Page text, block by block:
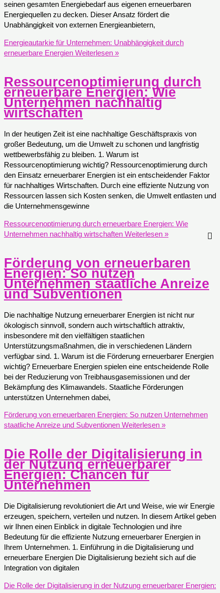
seinen gesamten Energiebedarf aus eigenen erneuerbaren
Energiequellen zu decken. Dieser Ansatz fördert die
Unabhängigkeit von externen Energieanbietern,
Energieautarkie für Unternehmen: Unabhängigkeit durch
erneuerbare Energien Weiterlesen »
Ressourcenoptimierung durch
erneuerbare Energien: Wie
Unternehmen nachhaltig
wirtschaften
In der heutigen Zeit ist eine nachhaltige Geschäftspraxis von
großer Bedeutung, um die Umwelt zu schonen und langfristig
wettbewerbsfähig zu bleiben. 1. Warum ist
Ressourcenoptimierung wichtig? Ressourcenoptimierung durch
den Einsatz erneuerbarer Energien ist ein entscheidender Faktor
für nachhaltiges Wirtschaften. Durch eine effiziente Nutzung von
Ressourcen lassen sich Kosten senken, die Umwelt entlasten und
die Unternehmensgewinne
Ressourcenoptimierung durch erneuerbare Energien: Wie
Unternehmen nachhaltig wirtschaften Weiterlesen »
Förderung von erneuerbaren
Energien: So nutzen
Unternehmen staatliche Anreize
und Subventionen
Die nachhaltige Nutzung erneuerbarer Energien ist nicht nur
ökologisch sinnvoll, sondern auch wirtschaftlich attraktiv,
insbesondere mit den vielfältigen staatlichen
Unterstützungsmaßnahmen, die in verschiedenen Ländern
verfügbar sind. 1. Warum ist die Förderung erneuerbarer Energien
wichtig? Erneuerbare Energien spielen eine entscheidende Rolle
bei der Reduzierung von Treibhausgasemissionen und der
Bekämpfung des Klimawandels. Staatliche Förderungen
unterstützen Unternehmen dabei,
Förderung von erneuerbaren Energien: So nutzen Unternehmen
staatliche Anreize und Subventionen Weiterlesen »
Die Rolle der Digitalisierung in
der Nutzung erneuerbarer
Energien: Chancen für
Unternehmen
Die Digitalisierung revolutioniert die Art und Weise, wie wir Energie
erzeugen, speichern, verteilen und nutzen. In diesem Artikel geben
wir Ihnen einen Einblick in digitale Technologien und ihre
Bedeutung für die effiziente Nutzung erneuerbarer Energien in
Ihrem Unternehmen. 1. Einführung in die Digitalisierung und
erneuerbare Energien Die Digitalisierung bezieht sich auf die
Integration von digitalen
Die Rolle der Digitalisierung in der Nutzung erneuerbarer Energien: